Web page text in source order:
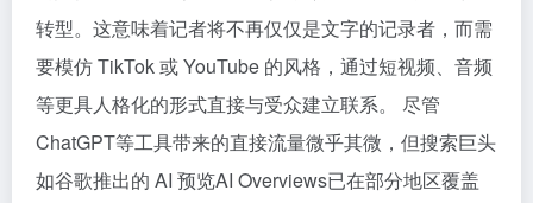
转型。这意味着记者将不再仅仅是文字的记录者，而需
要模仿 TikTok 或 YouTube 的风格，通过短视频、音频
等更具人格化的形式直接与受众建立联系。 尽管
ChatGPT等工具带来的直接流量微乎其微，但搜索巨头
如谷歌推出的 AI 预览AI Overviews已在部分地区覆盖